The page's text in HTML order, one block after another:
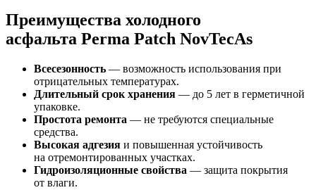
Преимущества холодного
асфальта Perma Patch NovTecAs
Всесезонность — возможность использования при
отрицательных температурах.
Длительный срок хранения — до 5 лет в герметичной
упаковке.
Простота ремонта — не требуются специальные
средства.
Высокая адгезия и повышенная устойчивость
на отремонтированных участках.
Гидроизоляционные свойства — защита покрытия
от влаги.